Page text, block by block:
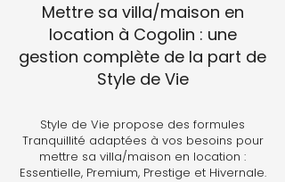
Mettre sa villa/maison en
location à Cogolin : une
gestion complète de la part de
Style de Vie
Style de Vie propose des formules
Tranquillité adaptées à vos besoins pour
mettre sa villa/maison en location :
Essentielle, Premium, Prestige et Hivernale.